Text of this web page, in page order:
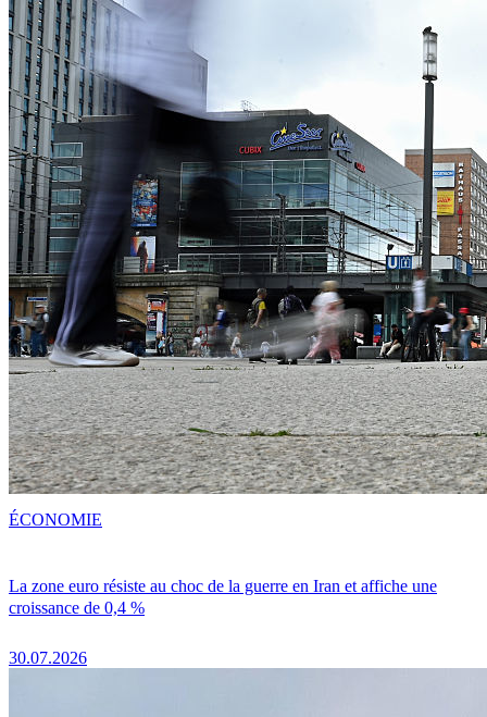
La zone euro résiste au choc de la guerre en Iran et affiche une
croissance de 0,4 %
30.07.2026
ÉCONOMIE